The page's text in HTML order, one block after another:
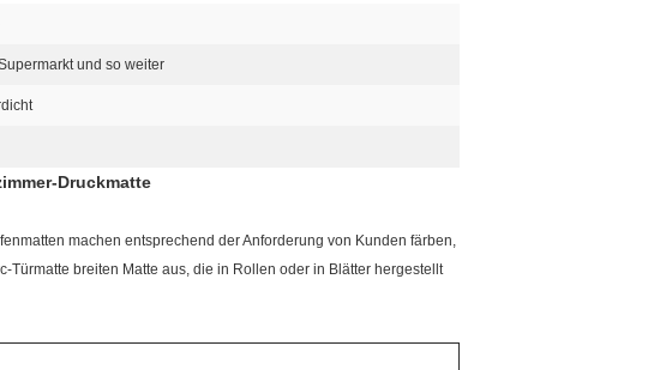
und so weiter
Druckmatte
machen entsprechend der Anforderung von Kunden färben,
breiten Matte aus, die in Rollen oder in Blätter hergestellt